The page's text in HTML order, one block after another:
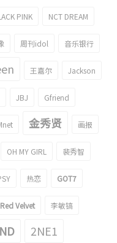
PINK NCT DREAM
周刊idol 音乐银行
王嘉尔 Jackson
JBJ Gfriend
金秀贤 画报
OH MY GIRL 裴秀智
热恋 GOT7
Red Velvet 李敏镐
2NE1